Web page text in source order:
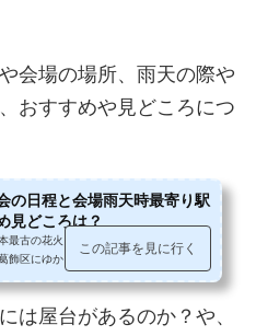
会場の場所、雨天の際や
おすすめや見どころにつ
の日程と会場雨天時最寄り駅
見どころは？
最古の花火・火の色が赤橙色のみの和火
飾区にゆかりのあるものをモチーフにし
この記事を見に行く
は屋台があるのか？や、